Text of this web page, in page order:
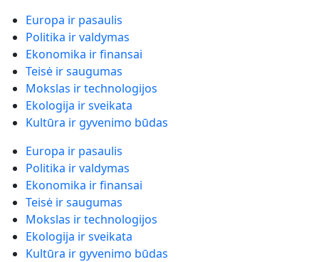
Europa ir pasaulis
Politika ir valdymas
Ekonomika ir finansai
Teisė ir saugumas
Mokslas ir technologijos
Ekologija ir sveikata
Kultūra ir gyvenimo būdas
Europa ir pasaulis
Politika ir valdymas
Ekonomika ir finansai
Teisė ir saugumas
Mokslas ir technologijos
Ekologija ir sveikata
Kultūra ir gyvenimo būdas